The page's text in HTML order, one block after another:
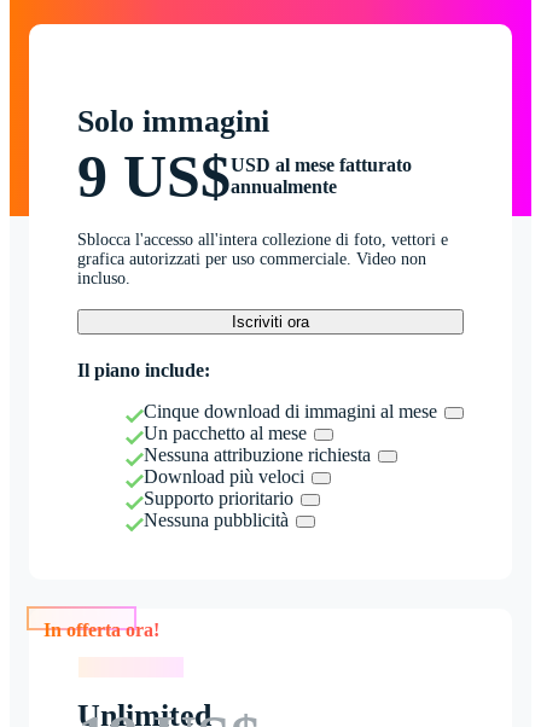
Solo immagini
9 US$USD al mese fatturato
annualmente
Sblocca l'accesso all'intera collezione di foto, vettori e
grafica autorizzati per uso commerciale. Video non
incluso.
Iscriviti ora
Il piano include:
Cinque download di immagini al mese
Un pacchetto al mese
Nessuna attribuzione richiesta
Download più veloci
Supporto prioritario
Nessuna pubblicità
Unlimited